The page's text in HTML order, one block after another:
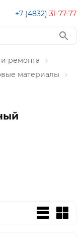
+7 (4832) 31-77-77
ремонта
материалы